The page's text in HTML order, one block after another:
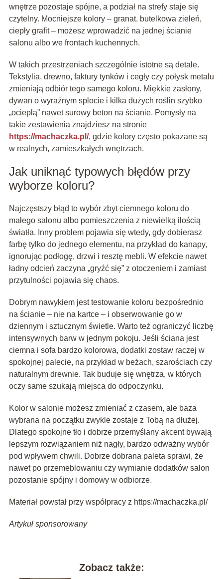
wnętrze pozostaje spójne, a podział na strefy staje się
czytelny. Mocniejsze kolory – granat, butelkowa zieleń,
ciepły grafit – możesz wprowadzić na jednej ścianie
salonu albo we frontach kuchennych.
W takich przestrzeniach szczególnie istotne są detale.
Tekstylia, drewno, faktury tynków i cegły czy połysk metalu
zmieniają odbiór tego samego koloru. Miękkie zasłony,
dywan o wyraźnym splocie i kilka dużych roślin szybko
„ocieplą” nawet surowy beton na ścianie. Pomysły na
takie zestawienia znajdziesz na stronie
https://machaczka.pl/, gdzie kolory często pokazane są
w realnych, zamieszkałych wnętrzach.
Jak uniknąć typowych błędów przy
wyborze koloru?
Najczęstszy błąd to wybór zbyt ciemnego koloru do
małego salonu albo pomieszczenia z niewielką ilością
światła. Inny problem pojawia się wtedy, gdy dobierasz
farbę tylko do jednego elementu, na przykład do kanapy,
ignorując podłogę, drzwi i resztę mebli. W efekcie nawet
ładny odcień zaczyna „gryźć się” z otoczeniem i zamiast
przytulności pojawia się chaos.
Dobrym nawykiem jest testowanie koloru bezpośrednio
na ścianie – nie na kartce – i obserwowanie go w
dziennym i sztucznym świetle. Warto też ograniczyć liczbę
intensywnych barw w jednym pokoju. Jeśli ściana jest
ciemna i sofa bardzo kolorowa, dodatki zostaw raczej w
spokojnej palecie, na przykład w beżach, szarościach czy
naturalnym drewnie. Tak buduje się wnętrza, w których
oczy same szukają miejsca do odpoczynku.
Kolor w salonie możesz zmieniać z czasem, ale baza
wybrana na początku zwykle zostaje z Tobą na dłużej.
Dlatego spokojne tło i dobrze przemyślany akcent bywają
lepszym rozwiązaniem niż nagły, bardzo odważny wybór
pod wpływem chwili. Dobrze dobrana paleta sprawi, że
nawet po przemeblowaniu czy wymianie dodatków salon
pozostanie spójny i domowy w odbiorze.
Materiał powstał przy współpracy z https://machaczka.pl/
Artykuł sponsorowany
Zobacz także: